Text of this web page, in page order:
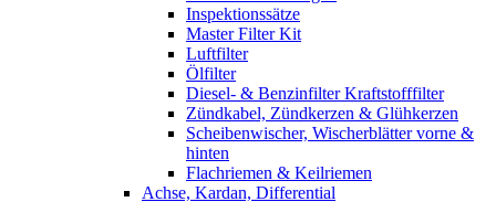
Inspektionssätze
Master Filter Kit
Luftfilter
Ölfilter
Diesel- & Benzinfilter Kraftstofffilter
Zündkabel, Zündkerzen & Glühkerzen
Scheibenwischer, Wischerblätter vorne &
hinten
Flachriemen & Keilriemen
Achse, Kardan, Differential